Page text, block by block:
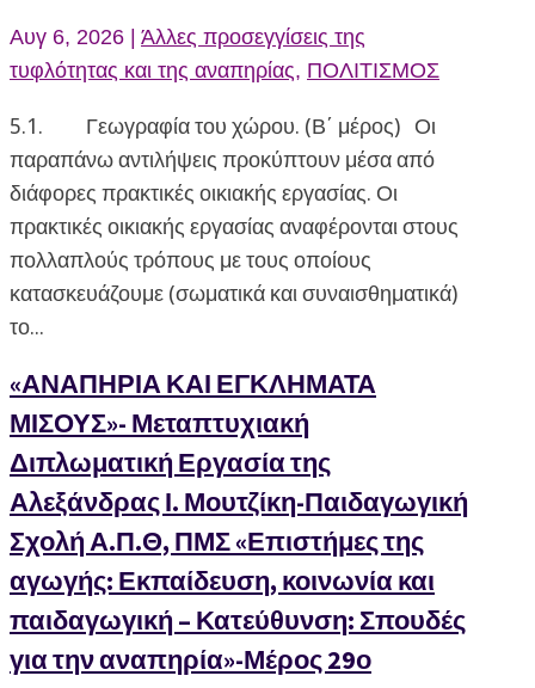
Αυγ 6, 2026 | Άλλες προσεγγίσεις της
τυφλότητας και της αναπηρίας, ΠΟΛΙΤΙΣΜΟΣ
5.1. Γεωγραφία του χώρου. (Β΄ μέρος) Οι
παραπάνω αντιλήψεις προκύπτουν μέσα από
διάφορες πρακτικές οικιακής εργασίας. Οι
πρακτικές οικιακής εργασίας αναφέρονται στους
πολλαπλούς τρόπους με τους οποίους
κατασκευάζουμε (σωματικά και συναισθηματικά)
το...
«ΑΝΑΠΗΡΙΑ ΚΑΙ ΕΓΚΛΗΜΑΤΑ
ΜΙΣΟΥΣ»- Μεταπτυχιακή
Διπλωματική Εργασία της
Αλεξάνδρας Ι. Μουτζίκη-Παιδαγωγική
Σχολή Α.Π.Θ, ΠΜΣ «Επιστήμες της
αγωγής: Εκπαίδευση, κοινωνία και
παιδαγωγική – Κατεύθυνση: Σπουδές
για την αναπηρία»-Μέρος 29ο